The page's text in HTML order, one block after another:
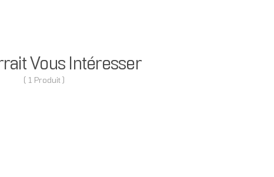
Vous Intéresser
( 1 Produit )